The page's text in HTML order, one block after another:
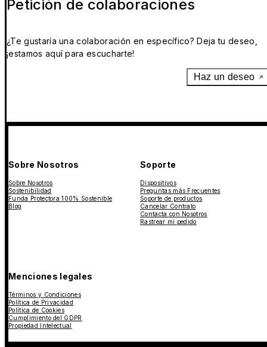
Petición de colaboraciones
¿Te gustaría una colaboración en específico? Deja tu deseo,
¡estamos aquí para escucharte!
Haz un deseo
Sobre Nosotros
Sobre Nosotros
Sostenibilidad
Funda Protectora 100% Sostenible
Blog
Soporte
Dispositivos
Preguntas más Frecuentes
Soporte de productos
Cancelar Contrato
Contacta con Nosotros
Rastrear mi pedido
Menciones legales
Términos y Condiciones
Política de Privacidad
Política de Cookies
Cumplimiento del GDPR
Propiedad Intelectual